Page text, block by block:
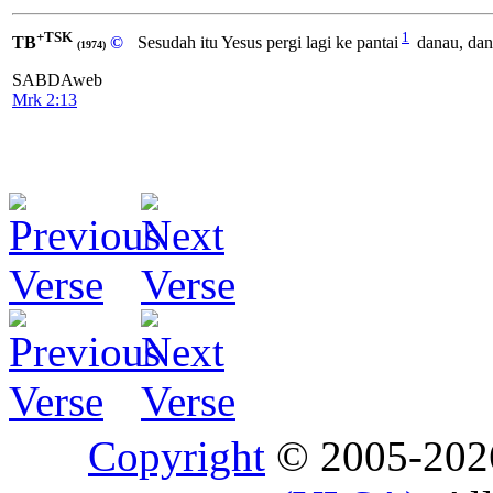
TB+TSK (1974) ©
SABDAweb
Mrk 2:13
Sesudah itu Yesus pergi lagi ke pantai 1 danau,
Copyright © 2005-